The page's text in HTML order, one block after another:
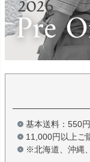
基本送料：550円
11,000円以上ご
※北海道、沖縄